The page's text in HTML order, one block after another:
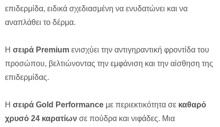
επιδερμίδα, ειδικά σχεδιασμένη να ενυδατώνει και να
αναπλάθει το δέρμα.
Η σειρά Premium ενισχύει την αντιγηραντική φροντίδα του
προσώπου, βελτιώνοντας την εμφάνιση και την αίσθηση της
επιδερμίδας.
Η σειρά Gold Performance με περιεκτικότητα σε καθαρό
χρυσό 24 καρατίων σε πούδρα και νιφάδες. Μια